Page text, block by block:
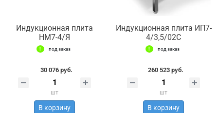
Индукционная плита
НМ7-4/Я
под заказ
30 076 руб.
шт
В корзину
Индукционная плита ИП7-
4/3,5/02С
под заказ
260 523 руб.
шт
В корзину